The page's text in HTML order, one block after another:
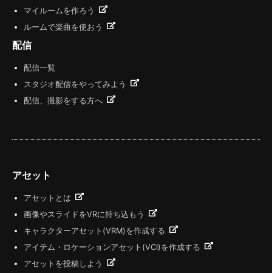
マイルームを作ろう
ルームで楽曲を使おう
配信
配信一覧
スタジオ配信をやってみよう
配信、撮影をする方へ
アセット
アセットとは
画像やスライドをVRに持ち込もう
キャラクターアセット(VRM)を作成する
アイテム・ロケーションアセット(VCI)を作成する
アセットを投稿しよう